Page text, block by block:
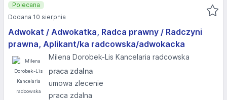
Adwokat / Adwokatka, Radca prawny / Radczyni
prawna, Aplikant/ka radcowska/adwokacka
Milena Dorobek-Lis Kancelaria radcowska
praca zdalna
umowa zlecenie
praca zdalna
Polecana
Dodana 10 sierpnia